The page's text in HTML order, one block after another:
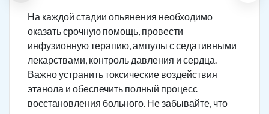
На каждой стадии опьянения необходимо
оказать срочную помощь, провести
инфузионную терапию, ампулы с седативными
лекарствами, контроль давления и сердца.
Важно устранить токсические воздействия
этанола и обеспечить полный процесс
восстановления больного. Не забывайте, что